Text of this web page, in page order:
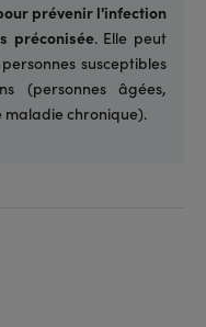
prévenir l'infection
préconisée. Elle peut
susceptibles
(personnes âgées,
chronique).